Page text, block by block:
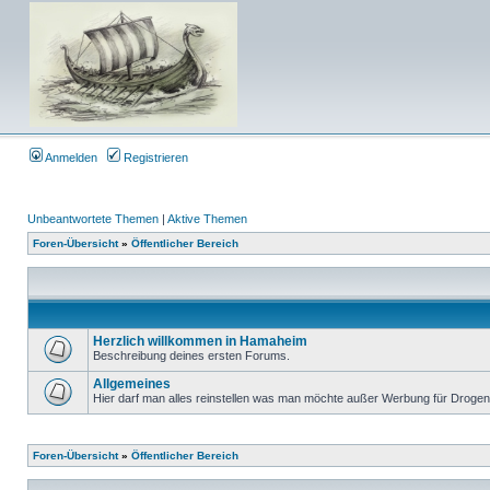
Anmelden Registrieren
Unbeantwortete Themen | Aktive Themen
Foren-Übersicht» Öffentlicher Bereich
Herzlich willkommen in Hamaheim
Beschreibung deines ersten Forums.
Allgemeines
Hier darf man alles reinstellen was man möchte außer Werbung für
Foren-Übersicht» Öffentlicher Bereich